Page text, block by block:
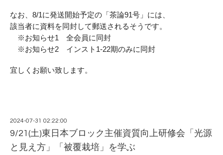
なお、8/1に発送開始予定の「茶論91号」には、
該当者に資料を同封して郵送されるそうです。
※お知らせ1 全会員に同封
※お知らせ2 インスト1-22期のみに同封
宜しくお願い致します。
2024-07-31 02:22:00
9/21(土)東日本ブロック主催資質向上研修会「光源
と見え方」「被覆栽培」を学ぶ